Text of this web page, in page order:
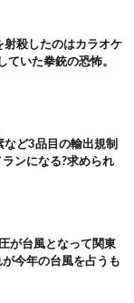
殺したのはカラオケ
いた拳銃の恐怖。
ど3品目の輸出規制
ンになる?求められ
が台風となって関東
今年の台風を占うも